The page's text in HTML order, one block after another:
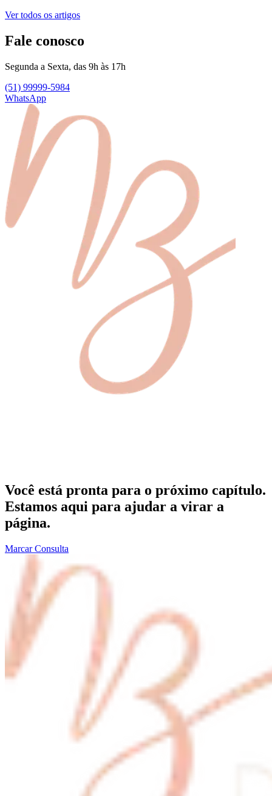
Ver todos os artigos
Fale conosco
Segunda a Sexta, das 9h às 17h
(51) 99999-5984
WhatsApp
Você está pronta para o próximo capítulo.
Estamos aqui para ajudar a virar a
página.
Marcar Consulta